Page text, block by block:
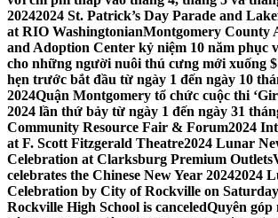
20242024 St. Patrick’s Day Parade and
at RIO WashingtonianMontgomery County
and Adoption Center kỷ niệm 10 năm phục
cho những người nuôi thú cưng mới xuống
hẹn trước bắt đầu từ ngày 1 đến ngày 10
2024Quận Montgomery tổ chức cuộc thi
2024 lần thứ bảy từ ngày 1 đến ngày 31
Community Resource Fair & Forum2024
at F. Scott Fitzgerald Theatre2024 Lunar
Celebration at Clarksburg Premium Outlets
celebrates the Chinese New Year 20242024
Celebration by City of Rockville on
Rockville High School is canceledQuyên góp